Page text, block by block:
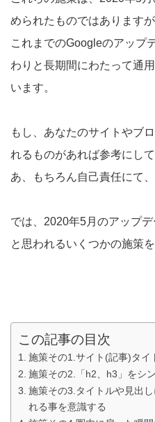
められたものではありますが
これまでのGoogleのアップ
わりと長期間にわたって通
います。
もし、あなたのサイトやブ
れるものがあれば参考にし
あ、もちろん自己責任にて
では、2020年5月のアップ
と思われるいくつかの施策
この記事の目次
施策その1.サイト(記事)タイ
施策その2.「h2、h3」をシ
施策その3.タイトルや見出
れる事を意識する